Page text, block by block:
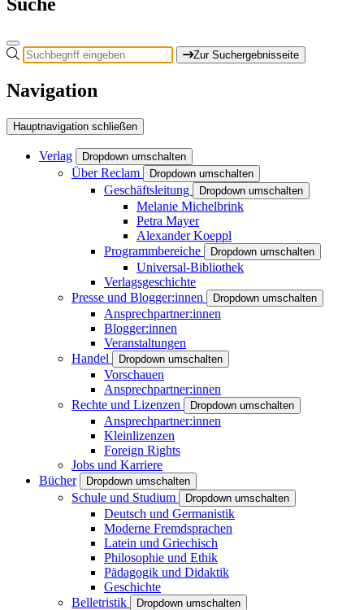
Zur Suchergebnisseite
Navigation
Hauptnavigation schließen
Verlag Dropdown umschalten
Über Reclam Dropdown umschalten
Geschäftsleitung Dropdown umschalten
Melanie Michelbrink
Petra Mayer
Alexander Koeppl
Programmbereiche
Dropdown umschalten
Universal-Bibliothek
Verlagsgeschichte
Presse und Blogger:innen
Dropdown umschalten
Ansprechpartner:innen
Blogger:innen
Veranstaltungen
Handel
Dropdown umschalten
Vorschauen
Ansprechpartner:innen
Rechte und Lizenzen
Dropdown umschalten
Ansprechpartner:innen
Kleinlizenzen
Foreign Rights
Jobs und Karriere
Bücher
Dropdown umschalten
Schule und Studium Dropdown umschalten
Deutsch und Germanistik
Moderne Fremdsprachen
Latein und Griechisch
Philosophie und Ethik
Pädagogik und Didaktik
Geschichte
Belletristik
Dropdown umschalten